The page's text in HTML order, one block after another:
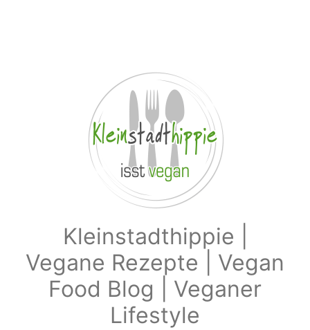
Kleinstadthippie |
Vegane Rezepte | Vegan
Food Blog | Veganer
Lifestyle